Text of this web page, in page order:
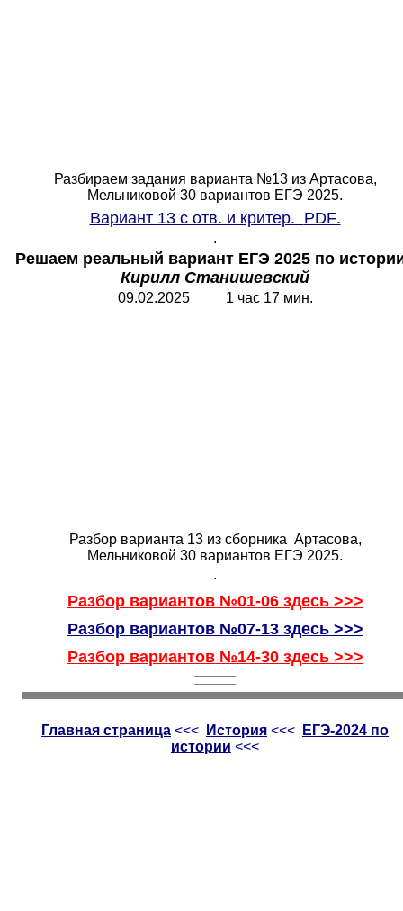
Разбираем задания варианта №13 из Артасова,
Мельниковой 30 вариантов ЕГЭ 2025.
Вариант 13 с отв. и критер. PDF.
.
Решаем реальный вариант ЕГЭ 2025 по
Кирилл Станишевский
09.02.2025 1 час 17 мин.
Разбор варианта 13 из сборника Артасова,
Мельниковой 30 вариантов ЕГЭ 2025.
.
Разбор вариантов №01-06 здесь >>>
Разбор вариантов №07-13 здесь >>>
Разбор вариантов №14-30 здесь >>>
Главная страница <<< История <<<
ЕГЭ-2024 по
истории <<<